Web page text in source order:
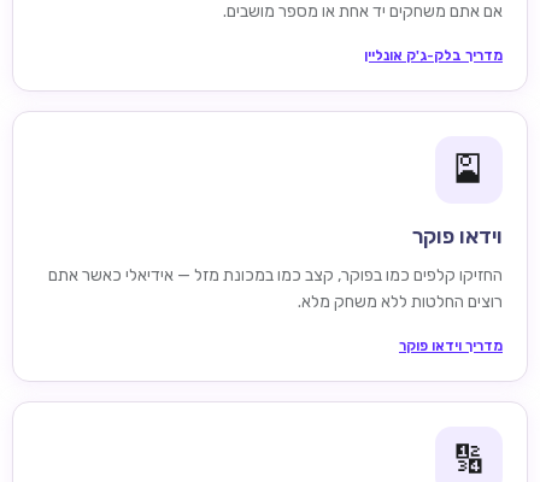
אם אתם משחקים יד אחת או מספר מושבים.
מדריך בלק-ג'ק אונליין
🎴
וידאו פוקר
החזיקו קלפים כמו בפוקר, קצב כמו במכונת מזל — אידיאלי כאשר אתם
רוצים החלטות ללא משחק מלא.
מדריך וידאו פוקר
🔢